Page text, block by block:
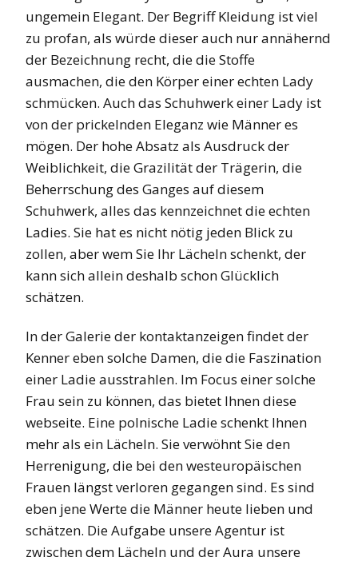
ungemein Elegant. Der Begriff Kleidung ist viel
zu profan, als würde dieser auch nur annähernd
der Bezeichnung recht, die die Stoffe
ausmachen, die den Körper einer echten Lady
schmücken. Auch das Schuhwerk einer Lady ist
von der prickelnden Eleganz wie Männer es
mögen. Der hohe Absatz als Ausdruck der
Weiblichkeit, die Grazilität der Trägerin, die
Beherrschung des Ganges auf diesem
Schuhwerk, alles das kennzeichnet die echten
Ladies. Sie hat es nicht nötig jeden Blick zu
zollen, aber wem Sie Ihr Lächeln schenkt, der
kann sich allein deshalb schon Glücklich
schätzen.
In der Galerie der kontaktanzeigen findet der
Kenner eben solche Damen, die die Faszination
einer Ladie ausstrahlen. Im Focus einer solche
Frau sein zu können, das bietet Ihnen diese
webseite. Eine polnische Ladie schenkt Ihnen
mehr als ein Lächeln. Sie verwöhnt Sie den
Herrenigung, die bei den westeuropäischen
Frauen längst verloren gegangen sind. Es sind
eben jene Werte die Männer heute lieben und
schätzen. Die Aufgabe unsere Agentur ist
zwischen dem Lächeln und der Aura unsere